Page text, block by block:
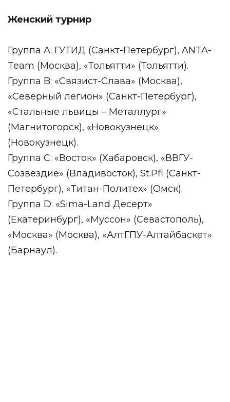
Женский турнир
Группа A: ГУТИД (Санкт-Петербург), ANTA-
Team (Москва), «Тольятти» (Тольятти).
Группа B: «Связист-Слава» (Москва),
«Северный легион» (Санкт-Петербург),
«Стальные львицы – Металлург»
(Магнитогорск), «Новокузнецк»
(Новокузнецк).
Группа C: «Восток» (Хабаровск), «ВВГУ-
Созвездие» (Владивосток), St.Pfl (Санкт-
Петербург), «Титан-Политех» (Омск).
Группа D: «Sima-Land Десерт»
(Екатеринбург), «Муссон» (Севастополь),
«Москва» (Москва), «АлтГПУ-Алтайбаскет»
(Барнаул).